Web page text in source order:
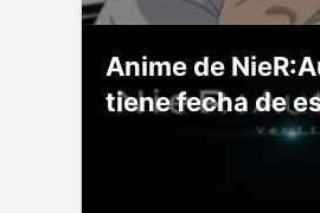
Anime de
tiene fecha de